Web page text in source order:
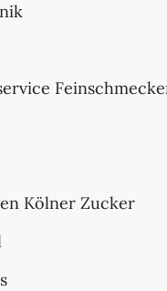
Kölner Zucker